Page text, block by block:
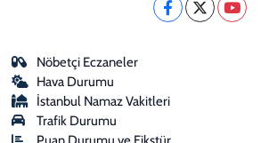
Nöbetçi Eczaneler
Hava Durumu
İstanbul Namaz Vakitleri
Trafik Durumu